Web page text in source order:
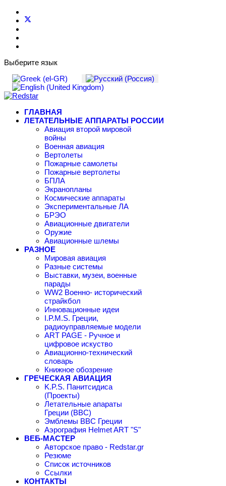
Выберите язык
ГЛАВНАЯ
ЛЕТАТЕЛЬНЫЕ АППАРАТЫ РОССИИ
Авиация второй мировой
войны
Военная авиация
Вертолеты
Пожарные самолеты
Пожарные вертолеты
БПЛА
Экранопланы
Космические аппараты
Экспериментальные ЛА
БРЭО
Авиационные двигатели
Оружие
Авиационные шлемы
РАЗНОЕ
Мировая авиация
Разные системы
Выставки, музеи, военные
парады
WW2 Военно- исторический
страйкбол
Инновационные идеи
I.P.M.S. Греции,
радиоуправляемые модели
ART PAGE - Ручное и
цифровое искуство
Авиационно-технический
словарь
Книжное обозрение
ГРЕЧЕСКАЯ АВИАЦИЯ
K.P.S. Панитсидиса
(Проекты)
Летательные апараты
Греции (ВВС)
Эмблемы ВВС Греции
Аэрография Helmet ART "S"
ВЕБ-МАСТЕР
Авторское право - Redstar.gr
Резюме
Список источников
Ссылки
КОНТАКТЫ